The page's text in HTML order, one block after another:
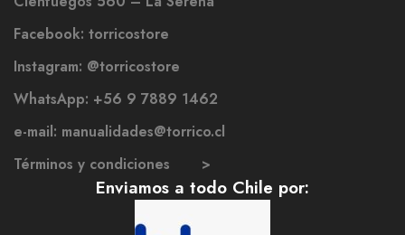
Facebook: torricostore
Instagram: @torricostore
WhatsApp: +56 9 7889 1462
e-mail: manualidades@torrico.cl
Términos y condiciones >
Enviamos a todo Chile por: